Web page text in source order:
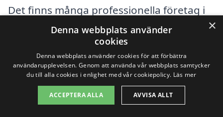
Det finns många professionella företag i
närliggande städer som erbjuder
högkvalitativa fönsterputsningstjänster.
Genom att använda vår plattform kan du
enkelt jämföra olika alternativ och få
erbjudanden från olika leverantörer i
×
Denna webbplats använder
cookies
Denna webbplats använder cookies för att förbättra
användarupplevelsen. Genom att använda vår webbplats samtycker
du till alla cookies i enlighet med vår cookiepolicy. Läs mer
ACCEPTERA ALLA AVVISA ALLT